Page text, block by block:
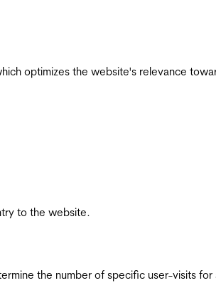
optimizes the website's relevance
to the website.
the number of specific user-visits for